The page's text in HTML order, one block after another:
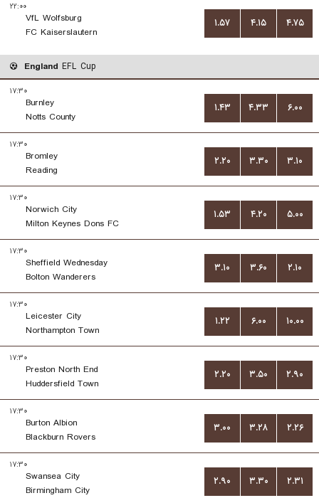
۲۲:۰۰
VfL Wolfsburg
FC Kaiserslautern
۱.۵۷ ۴.۱۵ ۴.۷۵
England EFL Cup
۱۷:۳۰
Burnley
Notts County
۱.۴۳ ۴.۳۳ ۶.۰۰
۱۷:۳۰
Bromley
Reading
۲.۲۰ ۳.۳۰ ۳.۱۰
۱۷:۳۰
Norwich City
Milton Keynes Dons FC
۱.۵۳ ۴.۲۰ ۵.۰۰
۱۷:۳۰
Sheffield Wednesday
Bolton Wanderers
۳.۱۰ ۳.۶۰ ۲.۱۰
۱۷:۳۰
Leicester City
Northampton Town
۱.۲۲ ۶.۰۰ ۱۰.۰۰
۱۷:۳۰
Preston North End
Huddersfield Town
۲.۲۰ ۳.۵۰ ۲.۹۰
۱۷:۳۰
Burton Albion
Blackburn Rovers
۳.۰۰ ۳.۲۸ ۲.۲۶
۱۷:۳۰
Swansea City
Birmingham City
۲.۹۰ ۳.۳۰ ۲.۳۱